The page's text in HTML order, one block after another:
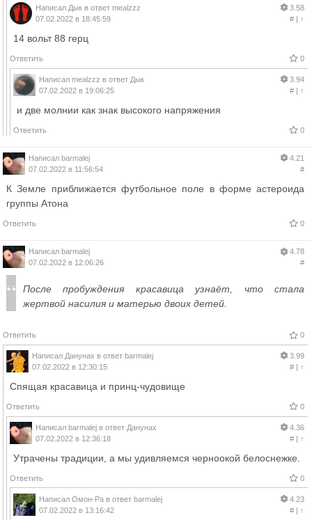
Написал Дык в ответ mealzzz
07.02.2022 в 18:45:59
3.58
#| ↑
14 вольт 88 герц
Ответить 0
Написал mealzzz в ответ Дык
07.02.2022 в 19:06:25
3.94
#| ↑
и две молнии как знак высокого напряжения
Ответить 0
Написал barmalej
07.02.2022 в 11:56:54
4.21
#
К Земле приближается футбольное поле в форме астероида
группы Атона
Ответить 0
Написал barmalej
07.02.2022 в 12:06:26
4.78
#
После пробуждения красавица узнаёт, что стала
жертвой насилия и матерью двоих детей.
Ответить 0
Написал Данунах в ответ barmalej
07.02.2022 в 12:30:15
3.99
#| ↑
Спящая красавица и принц-чудовище
Ответить 0
Написал barmalej в ответ Данунах
07.02.2022 в 12:36:18
4.36
#| ↑
Утрачены традиции, а мы удивляемся черноокой белоснежке.
Ответить 0
Написал Омон-Ра в ответ barmalej
07.02.2022 в 13:16:42
4.23
#| ↑